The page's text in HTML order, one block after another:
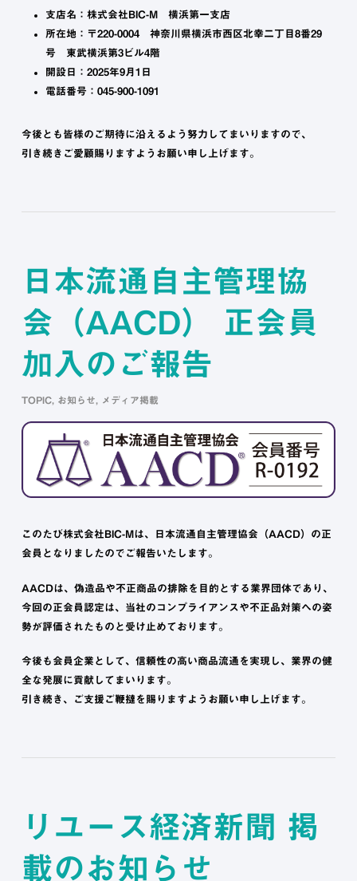
支店名：株式会社BIC-M 横浜第一支店
所在地：〒220-0004 神奈川県横浜市西区北幸二丁目8番29
号 東武横浜第3ビル4階
開設日：2025年9月1日
電話番号：045-900-1091
今後とも皆様のご期待に沿えるよう努力してまいりますので、
引き続きご愛顧賜りますようお願い申し上げます。
日本流通自主管理協
会（AACD） 正会員
加入のご報告
TOPIC, お知らせ メディア掲載
このたび株式会社BIC-Mは、日本流通自主管理協会（AACD）の正
会員となりましたのでご報告いたします。
AACDは、偽造品や不正商品の排除を目的とする業界団体であり、
今回の正会員認定は、当社のコンプライアンスや不正品対策への姿
勢が評価されたものと受け止めております。
今後も会員企業として、信頼性の高い商品流通を実現し、業界の健
全な発展に貢献してまいります。
引き続き、ご支援ご鞭撻を賜りますようお願い申し上げます。
リユース経済新聞 掲
載のお知らせ